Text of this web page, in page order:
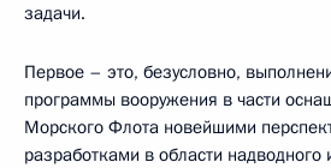
задачи.
Первое – это, безусловно,
программы вооружения в части
Морского Флота новейшими
разработками в области надводного